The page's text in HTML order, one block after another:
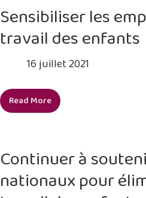
politiques
sur
les
internationaux
à
l’élimination
des
enfants
dans
Sensibiliser les
travail des enfants
16 juillet 2021
Read More
Sensibiliser
au
travail
des
enfants
Continuer à
nationaux pour